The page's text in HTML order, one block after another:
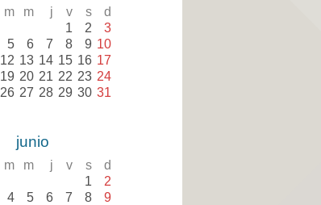
m m j v s d
1 2 3
5 6 7 8 9 10
12 13 14 15 16 17
19 20 21 22 23 24
26 27 28 29 30 31
junio
m m j v s d
1 2
4 5 6 7 8 9